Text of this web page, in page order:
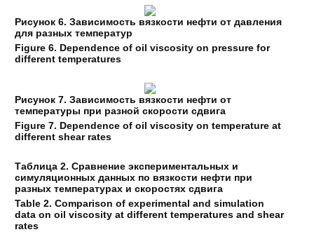
Рисунок 6. Зависимость вязкости нефти от давления
для разных температур
Figure 6. Dependence of oil viscosity on pressure for
different temperatures
Рисунок 7. Зависимость вязкости нефти от
температуры при разной скорости сдвига
Figure7. Dependence of oil viscosity on temperature at
different shear rates
Таблица 2. Сравнение экспериментальных и
симуляционных данных по вязкости нефти при
разных температурах и скоростях сдвига
Table 2. Comparison of experimental and simulation
data on oil viscosity at different temperatures and shear
rates